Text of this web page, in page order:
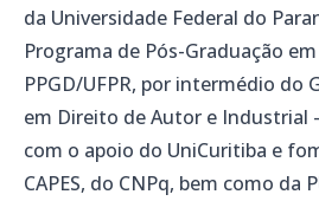
da Universidade Federal do
Programa de Pós-Graduação
PPGD/UFPR, por intermédio do
em Direito de Autor e Industrial
com o apoio do UniCuritiba e
CAPES, do CNPq, bem como da